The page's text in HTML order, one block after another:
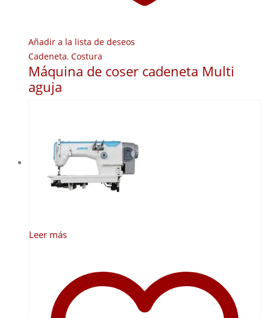
Añadir a la lista de deseos
Cadeneta, Costura
Máquina de coser cadeneta Multi
aguja
Leer más